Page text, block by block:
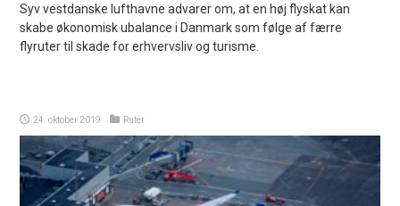
Syv vestdanske lufthavne advarer om, at en høj flyskat kan
skabe økonomisk ubalance i Danmark som følge af færre
flyruter til skade for erhvervsliv og turisme.
24. oktober 2019 Ruter